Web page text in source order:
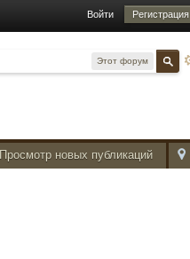
Войти Регистрация
Этот форум
Просмотр новых публикаций